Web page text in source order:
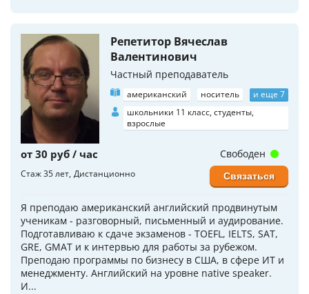
Репетитор Вячеслав
Валентинович
Частный преподаватель
американский носитель
и еще 7
школьники 11 класс, студенты,
взрослые
от 30 руб / час
Стаж 35 лет Дистанционно
Я преподаю американский английский продвинутым
ученикам - разговорный, письменный и аудирование.
Подготавливаю к сдаче экзаменов - TOEFL, IELTS, SAT,
GRE, GMAT и к интервью для работы за рубежом.
Преподаю программы по бизнесу в США, в сфере ИТ и
менеджменту. Английский на уровне native speaker.
И...
Свободен
Связаться